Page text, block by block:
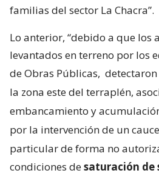
familias del sector La Chacra”.
Lo anterior, “debido a que los
levantados en terreno por los
de Obras Públicas,
la zona este del terraplén,
embancamiento y
por la intervención de un
particular de forma no
condiciones desaturación de